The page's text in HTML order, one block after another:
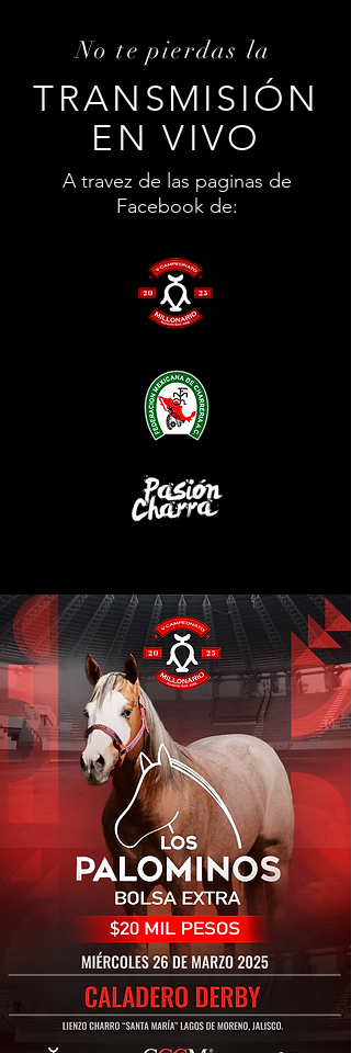
No te pierdas la
TRANSMISIÓN
EN VIVO
A travez de las paginas de
Facebook de: